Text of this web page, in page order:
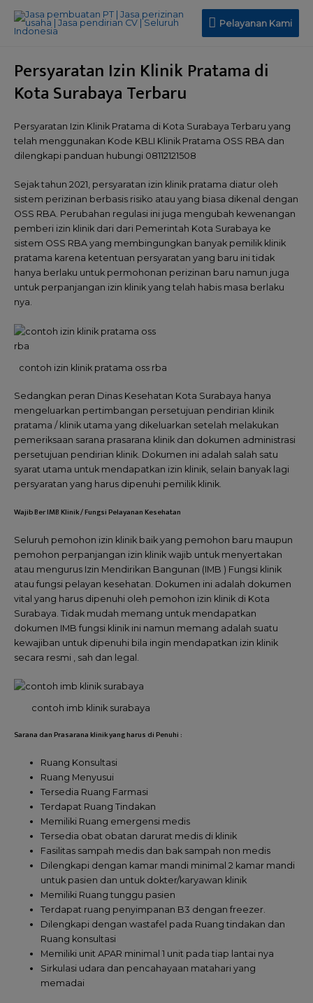
Pelayanan Kami
Persyaratan Izin Klinik Pratama di
Kota Surabaya Terbaru
Persyaratan Izin Klinik Pratama di Kota Surabaya Terbaru yang
telah menggunakan Kode KBLI Klinik Pratama OSS RBA dan
dilengkapi panduan hubungi 08112121508
Sejak tahun 2021, persyaratan izin klinik pratama diatur oleh
sistem perizinan berbasis risiko atau yang biasa dikenal dengan
OSS RBA. Perubahan regulasi ini juga mengubah kewenangan
pemberi izin klinik dari dari Pemerintah Kota Surabaya ke
sistem OSS RBA yang membingungkan banyak pemilik klinik
pratama karena ketentuan persyaratan yang baru ini tidak
hanya berlaku untuk permohonan perizinan baru namun juga
untuk perpanjangan izin klinik yang telah habis masa berlaku
nya.
contoh izin klinik pratama oss rba
Sedangkan peran Dinas Kesehatan Kota Surabaya hanya
mengeluarkan pertimbangan persetujuan pendirian klinik
pratama / klinik utama yang dikeluarkan setelah melakukan
pemeriksaan sarana prasarana klinik dan dokumen administrasi
persetujuan pendirian klinik. Dokumen ini adalah salah satu
syarat utama untuk mendapatkan izin klinik, selain banyak lagi
persyaratan yang harus dipenuhi pemilik klinik.
Wajib Ber IMB Klinik / Fungsi Pelayanan Kesehatan
Seluruh pemohon izin klinik baik yang pemohon baru maupun
pemohon perpanjangan izin klinik wajib untuk menyertakan
atau mengurus Izin Mendirikan Bangunan (IMB ) Fungsi klinik
atau fungsi pelayan kesehatan. Dokumen ini adalah dokumen
vital yang harus dipenuhi oleh pemohon izin klinik di Kota
Surabaya. Tidak mudah memang untuk mendapatkan
dokumen IMB fungsi klinik ini namun memang adalah suatu
kewajiban untuk dipenuhi bila ingin mendapatkan izin klinik
secara resmi , sah dan legal.
contoh imb klinik surabaya
Sarana dan Prasarana klinik yang harus di Penuhi :
Ruang Konsultasi
Ruang Menyusui
Tersedia Ruang Farmasi
Terdapat Ruang Tindakan
Memiliki Ruang emergensi medis
Tersedia obat obatan darurat medis di klinik
Fasilitas sampah medis dan bak sampah non medis
Dilengkapi dengan kamar mandi minimal 2 kamar mandi
untuk pasien dan untuk dokter/karyawan klinik
Memiliki Ruang tunggu pasien
Terdapat ruang penyimpanan B3 dengan freezer.
Dilengkapi dengan wastafel pada Ruang tindakan dan
Ruang konsultasi
Memiliki unit APAR minimal 1 unit pada tiap lantai nya
Sirkulasi udara dan pencahayaan matahari yang
memadai